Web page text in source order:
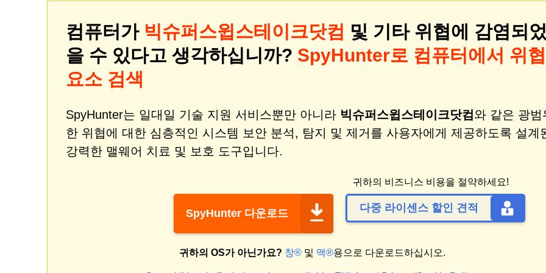
컴퓨터가 빅슈퍼스윕스테이크닷컴 및 기타 위협에 감염되었
을 수 있다고 생각하십니까? SpyHunter로 컴퓨터에서 위협
요소 검색
SpyHunter는 일대일 기술 지원 서비스뿐만 아니라 빅슈퍼스윕스테이크닷컴와 같은 광범
한 위협에 대한 심층적인 시스템 보안 분석, 탐지 및 제거를 사용자에게 제공하도록 설계
강력한 맬웨어 치료 및 보호 도구입니다.
SpyHunter 다운로드
귀하의 비즈니스 비용을 절약하세요!
다중 라이센스 할인 견적
귀하의 OS가 아닌가요? 창®및 맥®용으로 다운로드하십시오.